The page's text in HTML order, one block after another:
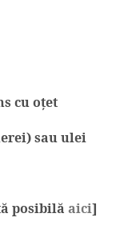
cu oţet
sau ulei
posibilă aici]